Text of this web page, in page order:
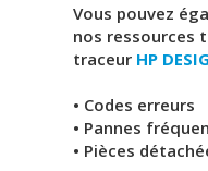
Vous pouvez
nos ressources
traceur HP
• Codes erreurs
• Pannes
• Pièces